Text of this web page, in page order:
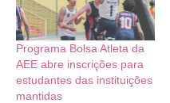
Programa Bolsa Atleta da
AEE abre inscrições para
estudantes das instituições
mantidas